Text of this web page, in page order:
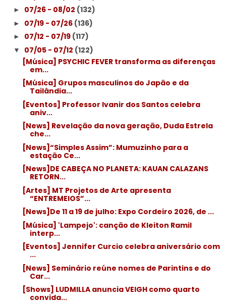
► 07/26 - 08/02 (132)
► 07/19 - 07/26 (136)
► 07/12 - 07/19 (117)
▼ 07/05 - 07/12 (122)
[Música] PSYCHIC FEVER transforma as diferenças
em...
[Música] Grupos masculinos do Japão e da
Tailândia...
[Eventos] Professor Ivanir dos Santos celebra
aniv...
[News] Revelação da nova geração, Duda Estrela
che...
[News]“Simples Assim”: Mumuzinho para a
estação Ce...
[News]DE CABEÇA NO PLANETA: KAUAN CALAZANS
RETORN...
[Artes] MT Projetos de Arte apresenta
“ENTREMEIOS”...
[News]De 11 a 19 de julho: Expo Cordeiro 2026, de ...
[Música] 'Lampejo': canção de Kleiton Ramil
interp...
[Eventos] Jennifer Curcio celebra aniversário com
...
[News] Seminário reúne nomes de Parintins e do
Car...
[Shows] LUDMILLA anuncia VEIGH como quarto
convida...